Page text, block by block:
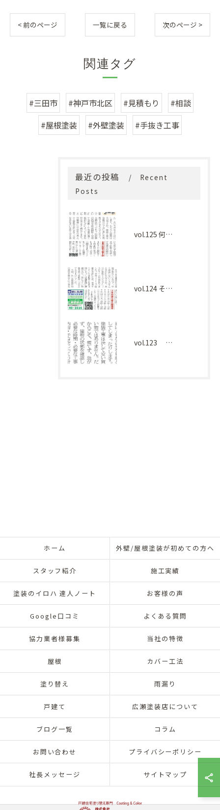
< 前のページ 一覧に戻る 次のページ >
関連タグ
#三田市 #神戸市北区 #見積もり
#相談
#屋根塗装
#外壁塗装 #手抜き工事
最近の投稿
Recent
Posts
vol.125 何を基準に選べばよい？
vol.124 その工事本当に必要ですか？
vol.123 塗装工事、慌てて決める前に大切なこと。
ホーム 外壁/屋根塗装が初めての方へ
スタッフ紹介 施工実績
塗装のイロハ 達人ノート お客様の声
Google口コミ よくある質問
協力業者様募集 当社の特徴
屋根 カバー工法
塗り替え 雨漏り
戸建て 広瀬塗装店について
ブログ一覧 コラム
お問い合わせ プライバシーポリシー
社長メッセージ サイトマップ